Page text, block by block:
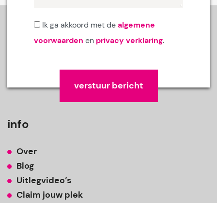
Ik ga akkoord met dealgemene
voorwaarden en privacy verklaring.
info
Over
Blog
Uitlegvideo’s
Claim jouw plek